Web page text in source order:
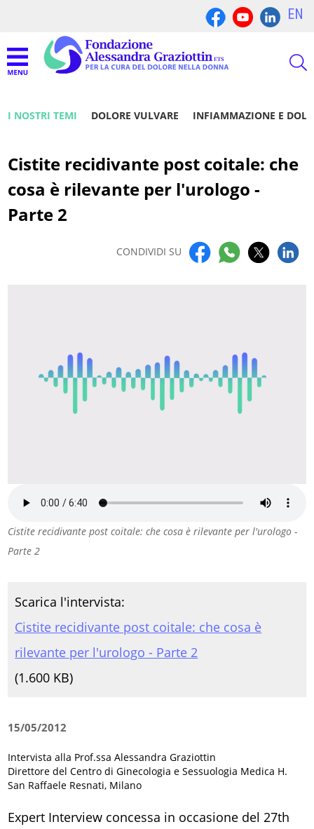
EN
I NOSTRI TEMI DOLORE VULVARE INFIAMMAZIONE E
Cistite recidivante post coitale: che
cosa è rilevante per l'urologo -
Parte 2
CONDIVIDI SU
Cistite recidivante post coitale: che cosa è rilevante per l'urologo -
Parte 2
Scarica l'intervista:
Cistite recidivante post coitale: che cosa è
rilevante per l'urologo - Parte 2
(1.600 KB)
15/05/2012
Intervista alla Prof.ssa Alessandra Graziottin
Direttore del Centro di Ginecologia e Sessuologia Medica H.
San Raffaele Resnati, Milano
Expert Interview concessa in occasione del 27th